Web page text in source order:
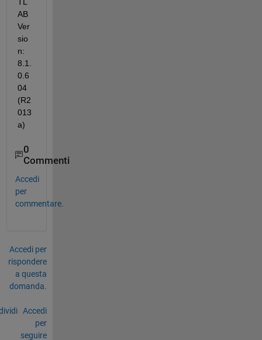
AB
Ver
sio
n:
8.1.
0.6
04
(R2
013
a)
0
Commenti
Accedi
per
commentare.
Accedi per
rispondere
a questa
domanda.
Accedi
per
seguire